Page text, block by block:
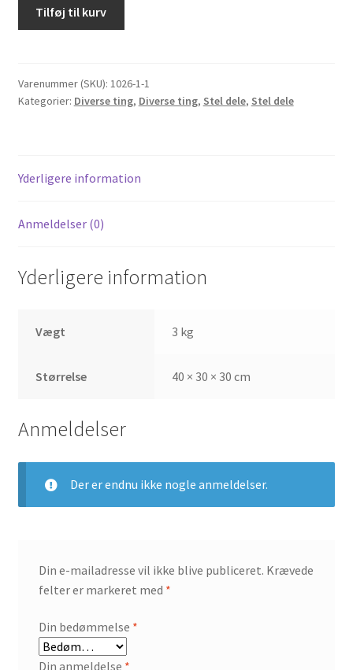
antal
Tilføj til kurv
Varenummer (SKU): 1026-1-1
Kategorier: Diverse ting, Diverse ting, Stel dele, Stel dele
Yderligere information
Anmeldelser (0)
Yderligere information
Vægt 3 kg
Størrelse 40 × 30 × 30 cm
Anmeldelser
Der er endnu ikke nogle anmeldelser.
Din e-mailadresse vil ikke blive publiceret. Krævede
felter er markeret med *
Din bedømmelse *
Din anmeldelse *